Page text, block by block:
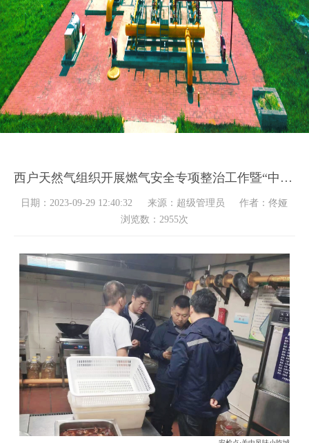
西户天然气组织开展燃气安全专项整治工作暨“中秋节”和“国庆节”前安全检查工作！
日期：2023-09-29 12:40:32 来源：超级管理员
作者：佟娅
浏览数： 2955次